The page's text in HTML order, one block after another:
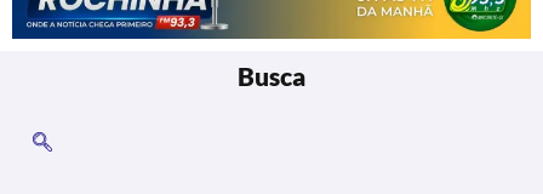
Busca